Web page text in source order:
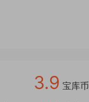
3.9 宝库币